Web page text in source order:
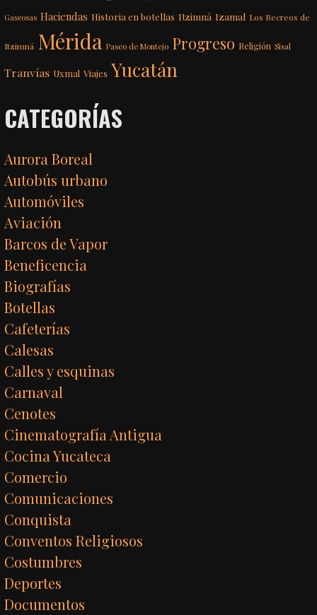
Gaseosas Haciendas Historia en botellas Itzimná Izamal Los Recreos de
Itzimná Mérida Paseo de Montejo Progreso Religión Sisal
Tranvías Uxmal Viajes Yucatán
CATEGORÍAS
Aurora Boreal
Autobús urbano
Automóviles
Aviación
Barcos de Vapor
Beneficencia
Biografías
Botellas
Cafeterías
Calesas
Calles y esquinas
Carnaval
Cenotes
Cinematografía Antigua
Cocina Yucateca
Comercio
Comunicaciones
Conquista
Conventos Religiosos
Costumbres
Deportes
Documentos